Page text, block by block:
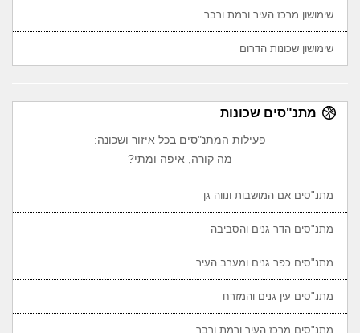
שימושון מרכז העיר ורמת ורבר
שימושון שכונות הדרום
מתנ"סים שכונות
פעילות המתנ"סים בכל איזור ושכונה:
מה קורה, איפה ומתי?
מתנ"סים אם המושבות ונווה גן
מתנ"סים הדר גנים והסביבה
מתנ"סים כפר גנים ומערב העיר
מתנ"סים עין גנים והמזרח
מתנ"סים מרכז העיר ורמת ורבר